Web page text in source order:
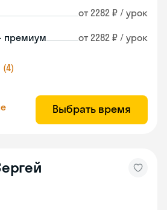
от 2282 ₽ / урок
премиум от 2282 ₽ / урок
Выбрать время